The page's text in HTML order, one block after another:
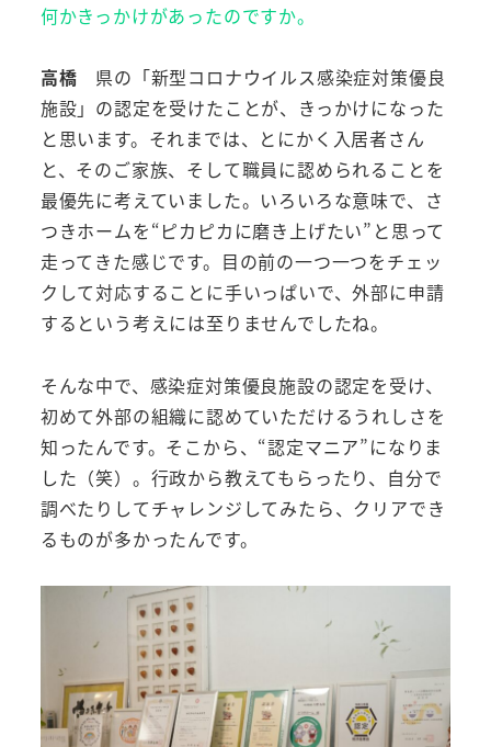
何かきっかけがあったのですか。
高橋
県の「新型コロナウイルス感染症対策優良
施設」の認定を受けたことが、きっかけになった
と思います。それまでは、とにかく入居者さん
と、そのご家族、そして職員に認められることを
最優先に考えていました。いろいろな意味で、さ
つきホームを“ピカピカに磨き上げたい”と思って
走ってきた感じです。目の前の一つ一つをチェッ
クして対応することに手いっぱいで、外部に申請
するという考えには至りませんでしたね。
そんな中で、感染症対策優良施設の認定を受け、
初めて外部の組織に認めていただけるうれしさを
知ったんです。そこから、“認定マニア”になりま
した（笑）。行政から教えてもらったり、自分で
調べたりしてチャレンジしてみたら、クリアでき
るものが多かったんです。